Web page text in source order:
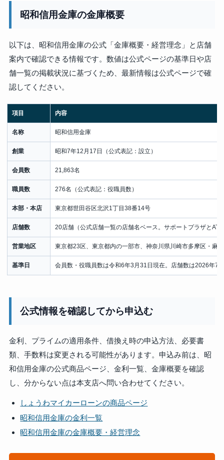
昭和信用金庫の金庫概要
以下は、昭和信用金庫の公式「金庫概要・経営理念」と店舗
案内で確認できる情報です。数値は公式ページの基準日や店
舗一覧の掲載状況に基づくため、最新情報は公式ページで確
認してください。
項目 内容
名称 昭和信用金庫
創業 昭和7年12月17日（公式表記：設立）
会員数 21,863名
職員数 276名（公式表記：役職員数）
本部・本店 東京都世田谷区北沢1丁目38番14号
店舗数 20店舗（公式店舗一覧の店舗名ベース。サポートプラザと
営業地区 東京都23区、東京都内の一部市、神奈川県川崎市多摩区・麻
基準日 会員数・役職員数は令和6年3月31日現在。店舗数は2026年7
公式情報を確認してから申込む
金利、プライムの適用条件、借換え時の申込方法、必要書
類、手数料は変更される可能性があります。申込み前は、昭
和信用金庫の公式商品ページ、金利一覧、金庫概要を確認
し、分からない点は本支店へ問い合わせてください。
しょうわマイカーローンの商品ページ
昭和信用金庫の金利一覧
昭和信用金庫の金庫概要・経営理念